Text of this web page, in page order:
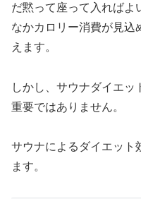
だ黙って座って入ればよ
なかカロリー消費が見込
えます。
しかし、サウナダイエ
重要ではありません。
サウナによるダイエット
ます。